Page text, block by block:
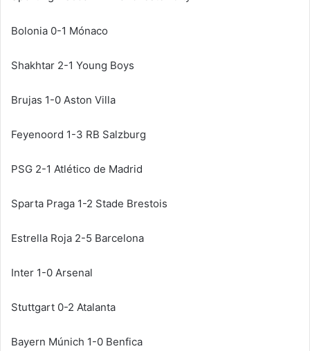
Bolonia 0-1 Mónaco
Shakhtar 2-1 Young Boys
Brujas 1-0 Aston Villa
Feyenoord 1-3 RB Salzburg
PSG 2-1 Atlético de Madrid
Sparta Praga 1-2 Stade Brestois
Estrella Roja 2-5 Barcelona
Inter 1-0 Arsenal
Stuttgart 0-2 Atalanta
Bayern Múnich 1-0 Benfica